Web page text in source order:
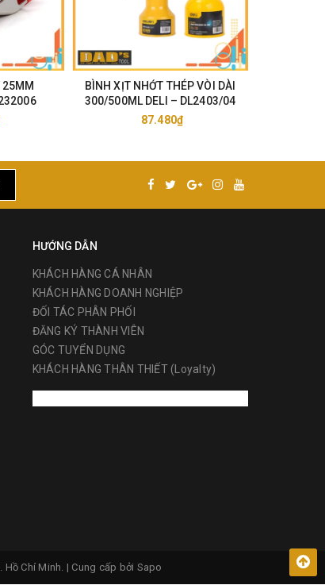
25MM
BÌNH XỊT NHỚT THÉP VÒI DÀI
300/500ML DELI – DL2403/04
87.480₫
HƯỚNG DẪN
KHÁCH HÀNG CÁ NHÂN
KHÁCH HÀNG DOANH NGHIỆP
ĐỐI TÁC PHÂN PHỐI
ĐĂNG KÝ THÀNH VIÊN
GÓC TUYỂN DỤNG
KHÁCH HÀNG THÂN THIẾT (Loyalty)
Hồ Chí Minh. | Cung cấp bởi Sapo